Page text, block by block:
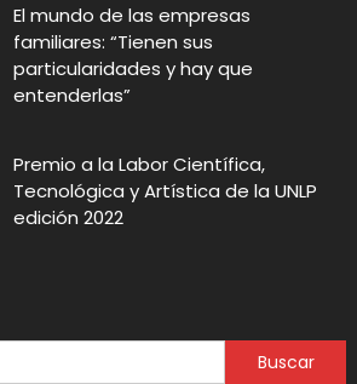
El mundo de las empresas
familiares: “Tienen sus
particularidades y hay que
entenderlas”
Premio a la Labor Científica,
Tecnológica y Artística de la UNLP
edición 2022